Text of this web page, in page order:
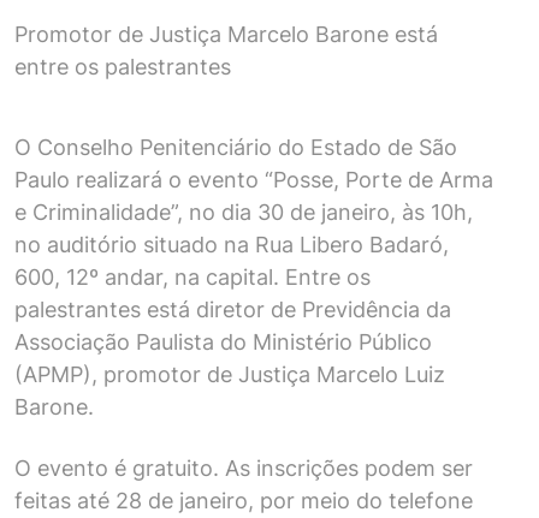
Promotor de Justiça Marcelo Barone está
entre os palestrantes
O Conselho Penitenciário do Estado de São
Paulo realizará o evento “Posse, Porte de Arma
e Criminalidade”, no dia 30 de janeiro, às 10h,
no auditório situado na Rua Libero Badaró,
600, 12º andar, na capital. Entre os
palestrantes está diretor de Previdência da
Associação Paulista do Ministério Público
(APMP), promotor de Justiça Marcelo Luiz
Barone.
O evento é gratuito. As inscrições podem ser
feitas até 28 de janeiro, por meio do telefone